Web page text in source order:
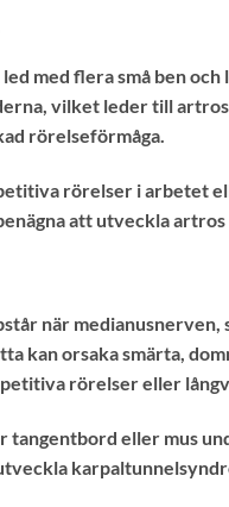
med flera små ben
vilket leder till
rörelseförmåga.
rörelser i arbetet
att utveckla artros
när medianusnerven,
kan orsaka smärta,
rörelser eller
tangentbord eller mus